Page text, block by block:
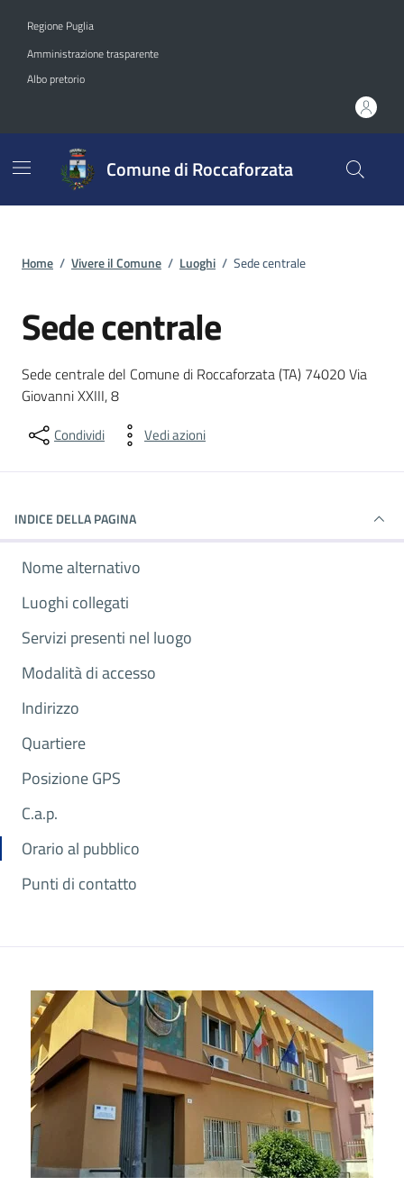
Regione Puglia
Amministrazione trasparente
Albo pretorio
Comune di Roccaforzata
Home / Vivere il Comune / Luoghi / Sede centrale
Sede centrale
Dettagli del luogo
Sede centrale del Comune di Roccaforzata (TA) 74020 Via
Giovanni XXIII, 8
Condividi Vedi azioni
INDICE DELLA PAGINA
Nome alternativo
Luoghi collegati
Servizi presenti nel luogo
Modalità di accesso
Indirizzo
Quartiere
Posizione GPS
C.a.p.
Orario al pubblico
Punti di contatto